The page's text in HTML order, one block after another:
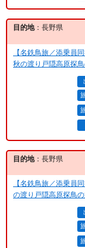
目的地：長野県
【名鉄鳥旅／添乗員
秋の渡り戸隠高原探
目的地：長野県
【名鉄鳥旅／添乗員
の渡り戸隠高原探鳥